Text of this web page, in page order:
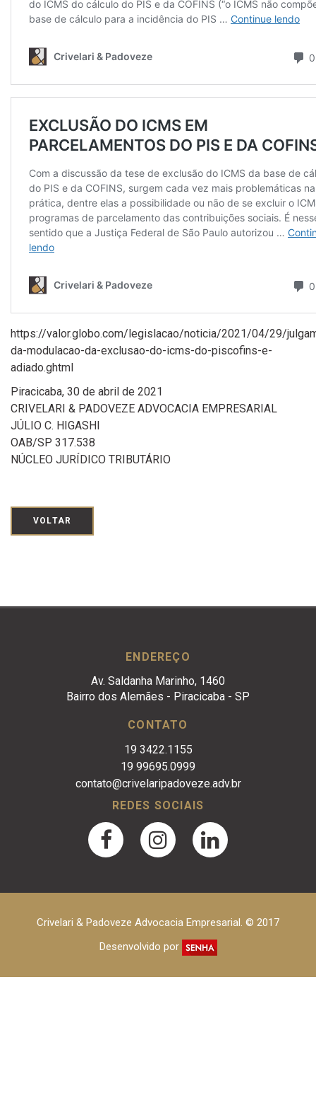
https://valor.globo.com/legislacao/noticia/2021/04/29/
da-modulacao-da-exclusao-do-icms-do-piscofins-e-
adiado.ghtml
Piracicaba, 30 de abril de 2021
CRIVELARI & PADOVEZE ADVOCACIA EMPRESARIAL
JÚLIO C. HIGASHI
OAB/SP 317.538
NÚCLEO JURÍDICO TRIBUTÁRIO
VOLTAR
ENDEREÇO
Av. Saldanha Marinho, 1460
Bairro dos Alemães - Piracicaba - SP
CONTATO
19 3422.1155
19 99695.0999
contato@crivelaripadoveze.adv.br
REDES SOCIAIS
Crivelari & Padoveze Advocacia Empresarial. © 2017
Desenvolvido por